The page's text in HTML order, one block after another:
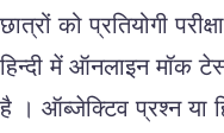
छात्रों को प्रतियोगी
हिन्दी में ऑनलाइन मॉक
है । ऑब्जेक्टिव प्रश्न या